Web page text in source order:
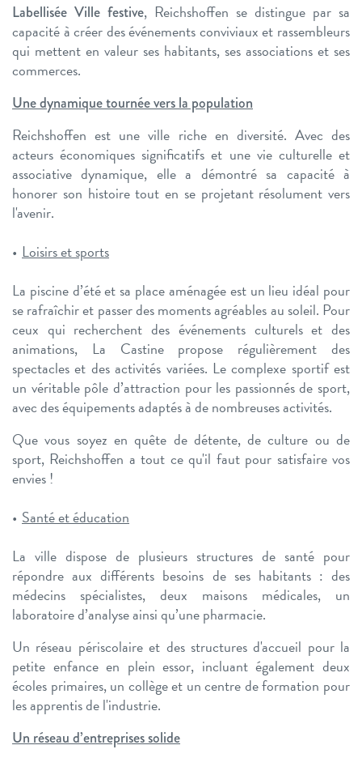
Labellisée Ville festive, Reichshoffen se distingue par sa
capacité à créer des événements conviviaux et rassembleurs
qui mettent en valeur ses habitants, ses associations et ses
commerces.
Une dynamique tournée vers la population
Reichshoffen est une ville riche en diversité. Avec des
acteurs économiques significatifs et une vie culturelle et
associative dynamique, elle a démontré sa capacité à
honorer son histoire tout en se projetant résolument vers
l'avenir.
Loisirs et sports
La piscine d’été et sa place aménagée est un lieu idéal pour
se rafraîchir et passer des moments agréables au soleil. Pour
ceux qui recherchent des événements culturels et des
animations, La Castine propose régulièrement des
spectacles et des activités variées. Le complexe sportif est
un véritable pôle d’attraction pour les passionnés de sport,
avec des équipements adaptés à de nombreuses activités.
Que vous soyez en quête de détente, de culture ou de
sport, Reichshoffen a tout ce qu'il faut pour satisfaire vos
envies !
Santé et éducation
La ville dispose de plusieurs structures de santé pour
répondre aux différents besoins de ses habitants : des
médecins spécialistes, deux maisons médicales, un
laboratoire d’analyse ainsi qu’une pharmacie.
Un réseau périscolaire et des structures d'accueil pour la
petite enfance en plein essor, incluant également deux
écoles primaires, un collège et un centre de formation pour
les apprentis de l'industrie.
Un réseau d’entreprises solide